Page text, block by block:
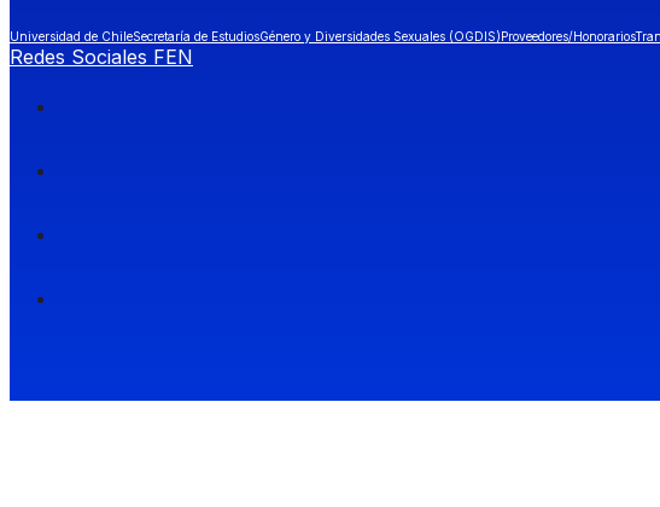
Universidad de ChileSecretaría de EstudiosGénero y Diversidades Sexuales (OGDIS)Proveedores/Honorarios
Redes Sociales FEN